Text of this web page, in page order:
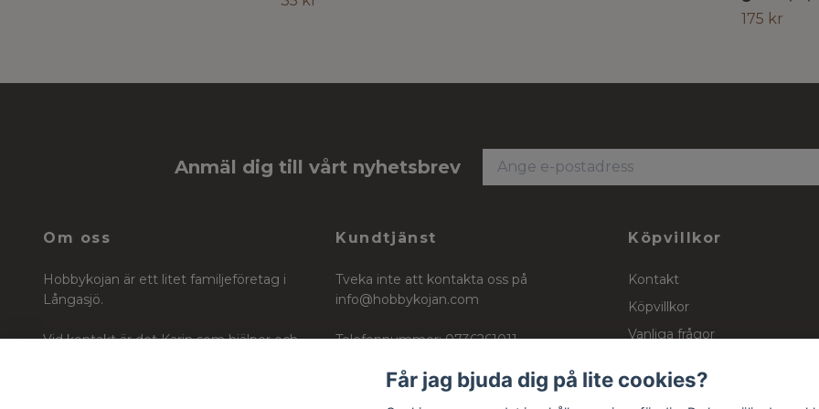
175 kr
Anmäl dig till vårt nyhetsbrev
Om oss
Hobbykojan är ett litet familjeföretag i
Långasjö.
Vid kontakt är det Karin som hjälper och
Kundtjänst
Tveka inte att kontakta oss på
info@hobbykojan.com
Telefonnummer: 0736261011
Köpvillkor
Kontakt
Köpvillkor
Vanliga frågor
Får jag bjuda dig på lite cookies?